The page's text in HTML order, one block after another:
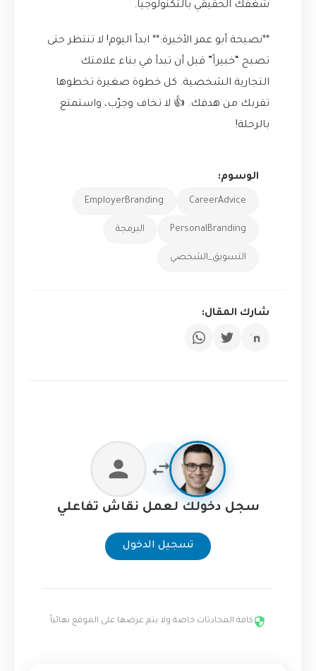
شغفك الحقيقي بالتكنولوجيا.
**نصيحة أبو عمر الأخيرة:** ابدأ اليوم! لا تنتظر حتى
تصبح “خبيراً” قبل أن تبدأ في بناء علامتك
التجارية الشخصية. كل خطوة صغيرة تخطوها
تقربك من هدفك. 👍 لا تخاف وجرّب، واستمتع
بالرحلة!
الوسوم:
CareerAdvice
EmployerBranding
PersonalBranding البرمجة
التسويق_الشخصي
شارك المقال:
سجل دخولك لعمل نقاش تفاعلي
تسجيل الدخول
كافة المحادثات خاصة ولا يتم عرضها على الموقع نهائياً